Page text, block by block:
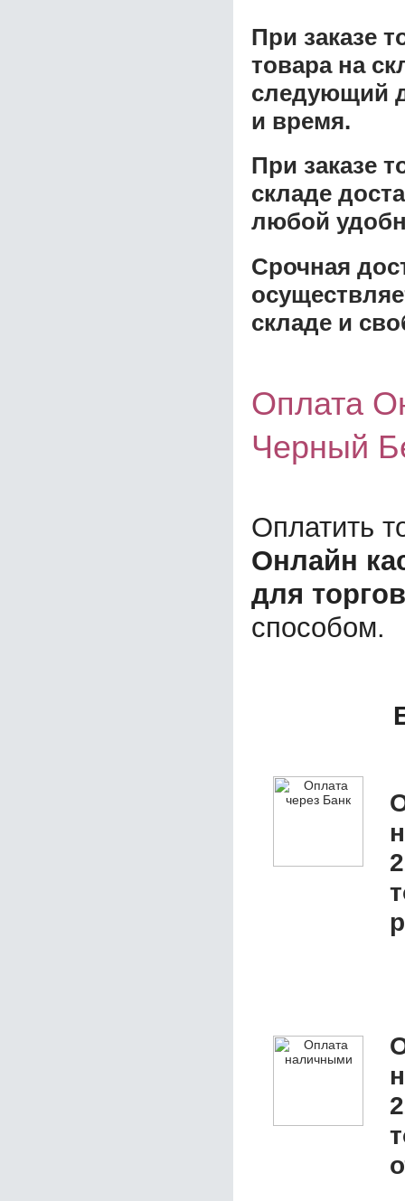
При заказе
товара на
следующий
и время.
При заказе
складе
любой
Срочная
складе и
Оплата
Черный
Оплатить
Онлайн
для
способом.